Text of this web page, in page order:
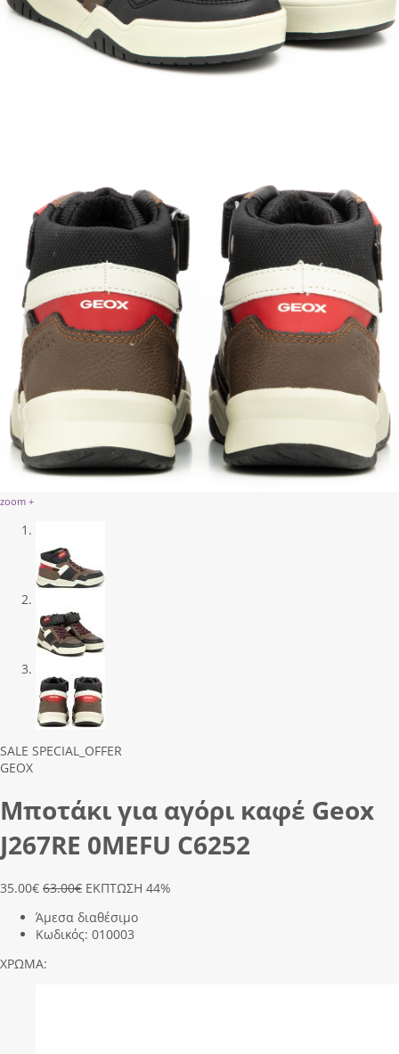
zoom +
Previous
Next
SALE SPECIAL_OFFER
GEOX
Μποτάκι για αγόρι καφέ Geox
J267RΕ 0ΜΕFU C6252
35.00€ 63.00€ ΕΚΠΤΩΣΗ 44%
Άμεσα διαθέσιμο
Κωδικός: 010003
ΧΡΩΜΑ: